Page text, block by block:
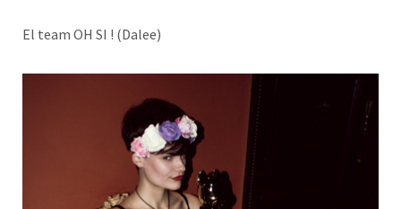
El team OH SI ! (Dalee)